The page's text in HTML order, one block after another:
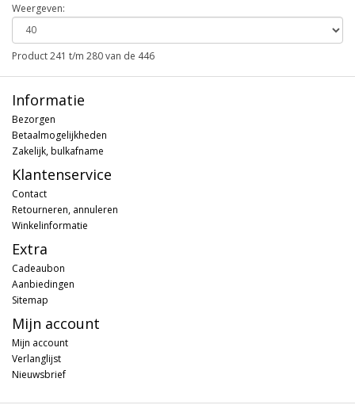
Weergeven:
Product 241 t/m 280 van de 446
Informatie
Bezorgen
Betaalmogelijkheden
Zakelijk, bulkafname
Klantenservice
Contact
Retourneren, annuleren
Winkelinformatie
Extra
Cadeaubon
Aanbiedingen
Sitemap
Mijn account
Mijn account
Verlanglijst
Nieuwsbrief